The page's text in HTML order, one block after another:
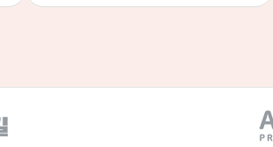
안 일시중지될 예정이오니, 이 점 양해하